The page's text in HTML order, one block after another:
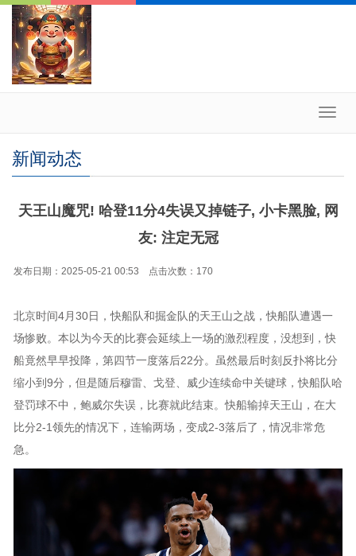
新闻动态
天王山魔咒! 哈登11分4失误又掉链子, 小卡黑脸, 网
友: 注定无冠
发布日期：2025-05-21 00:53 点击次数：170
北京时间4月30日，快船队和掘金队的天王山之战，快船队遭遇一
场惨败。本以为今天的比赛会延续上一场的激烈程度，没想到，快
船竟然早早投降，第四节一度落后22分。虽然最后时刻反扑将比分
缩小到9分，但是随后穆雷、戈登、威少连续命中关键球，快船队哈
登罚球不中，鲍威尔失误，比赛就此结束。快船输掉天王山，在大
比分2-1领先的情况下，连输两场，变成2-3落后了，情况非常危
急。